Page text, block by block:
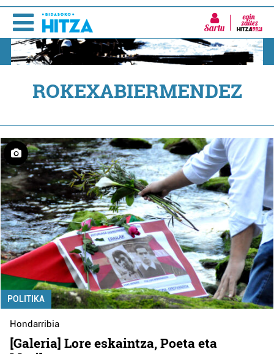
Sartu
ROKEXABIERMENDEZ
POLITIKA
Hondarribia
[Galeria] Lore eskaintza, Poeta eta